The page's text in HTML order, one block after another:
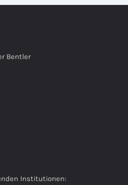
Bentler
Institutionen: